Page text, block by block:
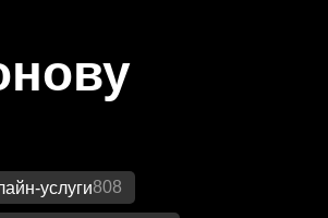
услуги808